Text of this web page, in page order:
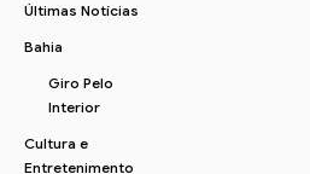
Últimas Notícias
Bahia
Giro Pelo
Interior
Cultura e
Entretenimento